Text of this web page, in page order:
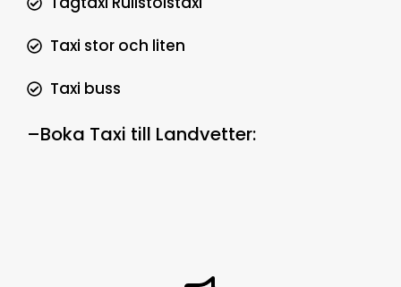
Taxi stor och liten
Taxi buss
–Boka Taxi till Landvetter: